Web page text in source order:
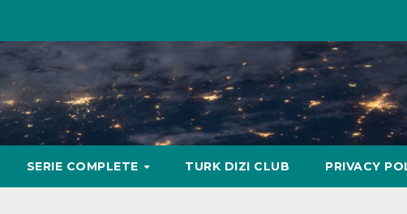
SERIE COMPLETE TURK DIZI CLUB PRIVACY